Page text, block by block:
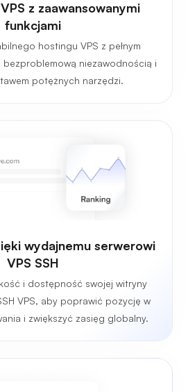
z zaawansowanymi
funkcjami
hostingu VPS z pełnym
niezawodnością i
potężnych narzędzi.
wydajnemu serwerowi
VPS SSH
i dostępność swojej witryny
VPS, aby poprawić pozycję w
i zwiększyć zasięg globalny.